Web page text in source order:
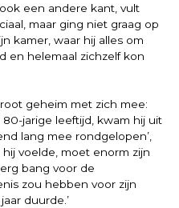
een andere kant, vult
maar ging niet graag op
kamer, waar hij alles om
en helemaal zichzelf kon
geheim met zich mee:
jarige leeftijd, kwam hij uit
lang mee rondgelopen’,
voelde, moet enorm zijn
bang voor de
zou hebben voor zijn
duurde.’